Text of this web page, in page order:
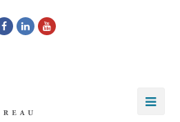
Facebook
LinkedInYoutube